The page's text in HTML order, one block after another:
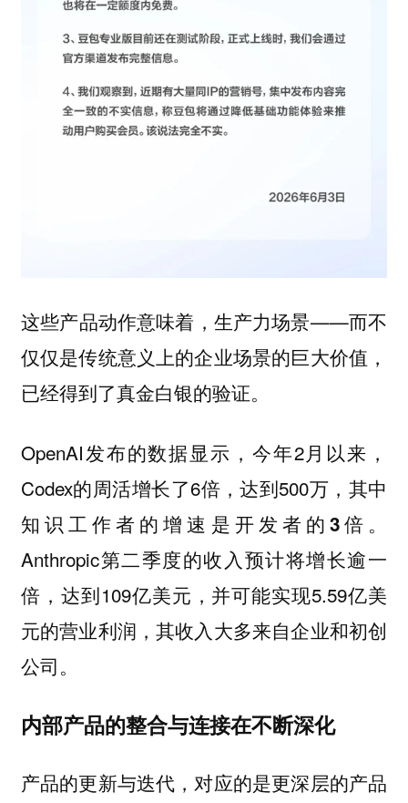
这些产品动作意味着，生产力场景——而不
仅仅是传统意义上的企业场景的巨大价值，
已经得到了真金白银的验证。
OpenAI发布的数据显示，今年2月以来，
Codex的周活增长了6倍，达到500万，其中
知识工作者的增速是开发者的3倍 。
Anthropic第二季度的收入预计将增长逾一
倍，达到109亿美元，并可能实现5.59亿美
元的营业利润，其收入大多来自企业和初创
公司。
内部产品的整合与连接在不断深化
产品的更新与迭代，对应的是更深层的产品